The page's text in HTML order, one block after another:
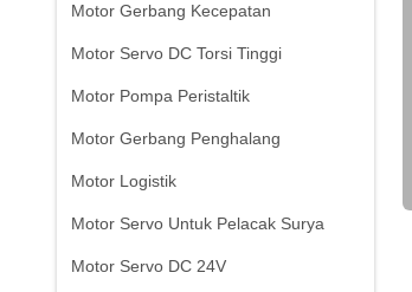
Motor Gerbang Kecepatan
Motor Servo DC Torsi Tinggi
Motor Pompa Peristaltik
Motor Gerbang Penghalang
Motor Logistik
Motor Servo Untuk Pelacak Surya
Motor Servo DC 24V